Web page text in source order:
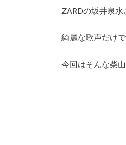
ZARDの坂井泉水
綺麗な歌声だけ
今回はそんな柴